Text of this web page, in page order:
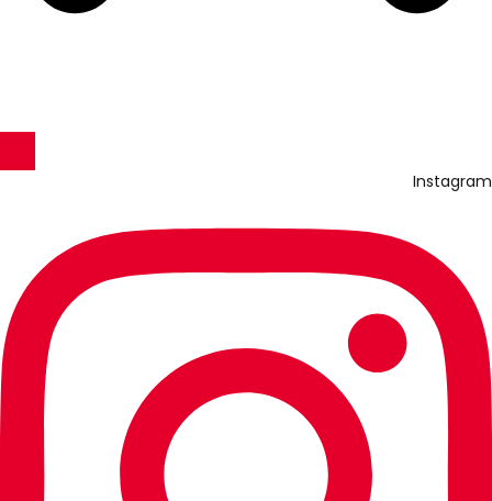
Instagram